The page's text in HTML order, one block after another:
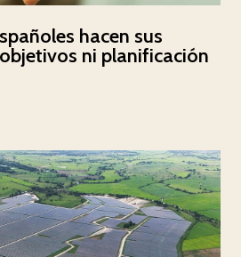
hacen sus
ni planificación